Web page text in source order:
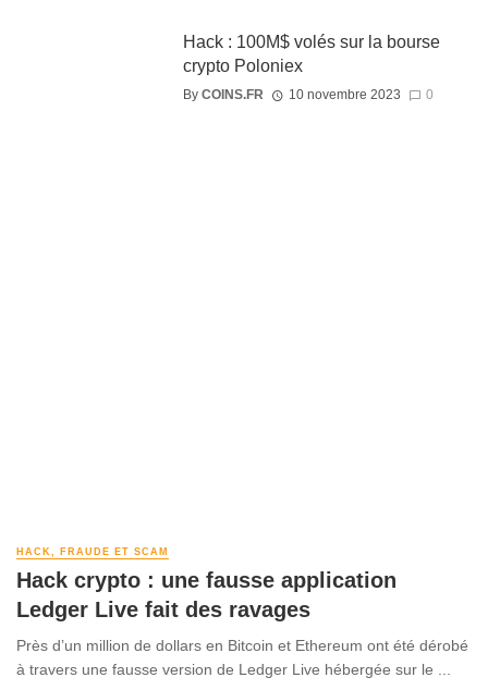
Hack : 100M$ volés sur la bourse
crypto Poloniex
By COINS.FR 10 novembre 2023 0
HACK, FRAUDE ET SCAM
Hack crypto : une fausse application
Ledger Live fait des ravages
Près d’un million de dollars en Bitcoin et Ethereum ont été dérobé
à travers une fausse version de Ledger Live hébergée sur le ...